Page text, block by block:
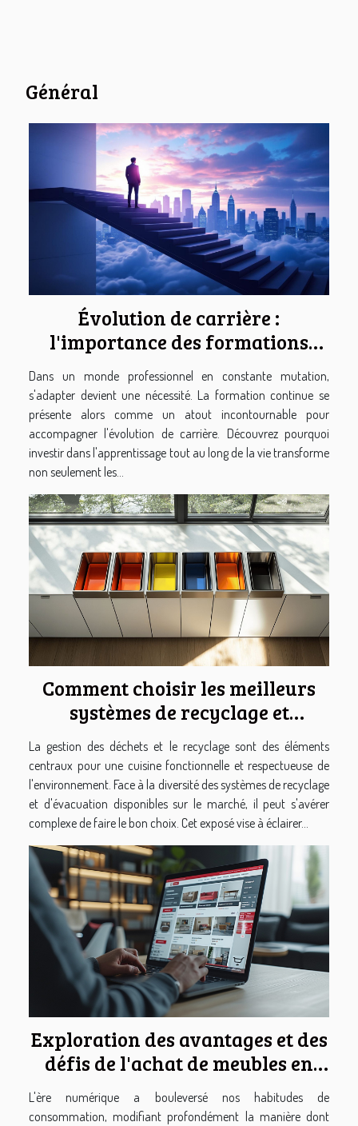
Général
Évolution de carrière :
l'importance des formations
continues
Dans un monde professionnel en constante mutation,
s'adapter devient une nécessité. La formation continue se
présente alors comme un atout incontournable pour
accompagner l'évolution de carrière. Découvrez pourquoi
investir dans l'apprentissage tout au long de la vie transforme
non seulement les...
Comment choisir les meilleurs
systèmes de recyclage et
d'évacuation pour votre cuisine
La gestion des déchets et le recyclage sont des éléments
centraux pour une cuisine fonctionnelle et respectueuse de
l'environnement. Face à la diversité des systèmes de recyclage
et d'évacuation disponibles sur le marché, il peut s'avérer
complexe de faire le bon choix. Cet exposé vise à éclairer...
Exploration des avantages et des
défis de l'achat de meubles en
ligne à travers les expériences
des consommateurs
L'ère numérique a bouleversé nos habitudes de
consommation, modifiant profondément la manière dont